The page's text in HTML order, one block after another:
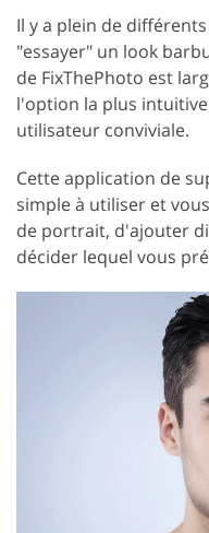
Il y a plein de différents
"essayer" un look
de FixThePhoto est
l'option la plus
utilisateur conviviale.
Cette application de
simple à utiliser et
de portrait, d'ajouter
décider lequel vous